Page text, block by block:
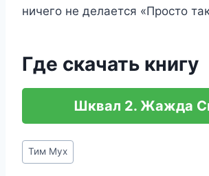
ничего не делается «Просто
Где скачать книгу
Шквал 2. Жажда
Метки
записи:
Тим Мух